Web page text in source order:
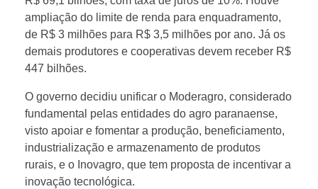
u
d
a
n
ç
ampliação do limite de renda para enquadramento,
de R$ 3 milhões para R$ 3,5 milhões por ano. Já os
demais produtores e cooperativas devem receber R$
447 bilhões.
O governo decidiu unificar o Moderagro, considerado
fundamental pelas entidades do agro paranaense,
visto apoiar e fomentar a produção, beneficiamento,
industrialização e armazenamento de produtos
rurais, e o Inovagro, que tem proposta de incentivar a
inovação tecnológica.